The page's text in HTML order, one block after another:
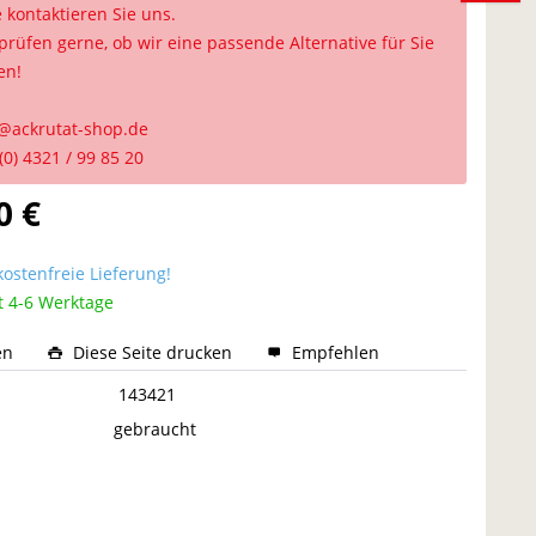
kontaktieren Sie uns.
gerne, ob wir eine passende Alternative für Sie
shop.de
4321 / 99 85 20
€
Lieferung!
6 Werktage
Diese Seite drucken
Empfehlen
143421
gebraucht